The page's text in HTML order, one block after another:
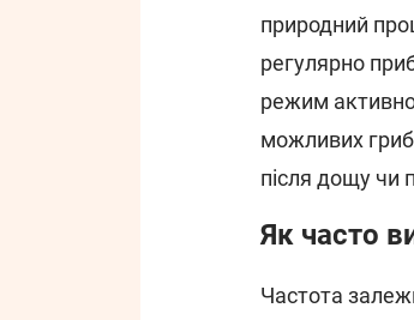
природний
регулярно
режим
можливих
після дощу чи
Як часто
Частота